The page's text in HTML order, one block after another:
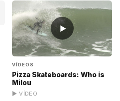
▶
VÍDEOS
Pizza Skateboards: Who is
Milou
▶ VÍDEO